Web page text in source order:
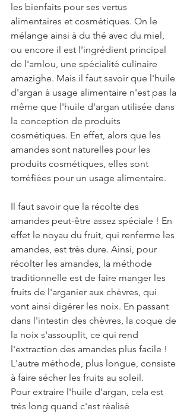
les bienfaits pour ses vertus
alimentaires et cosmétiques. On le
mélange ainsi à du thé avec du miel,
ou encore il est l'ingrédient principal
de l'amlou, une spécialité culinaire
amazighe. Mais il faut savoir que l'huile
d'argan à usage alimentaire n'est pas la
même que l'huile d'argan utilisée dans
la conception de produits
cosmétiques. En effet, alors que les
amandes sont naturelles pour les
produits cosmétiques, elles sont
torréfiées pour un usage alimentaire.
Il faut savoir que la récolte des
amandes peut-être assez spéciale ! En
effet le noyau du fruit, qui renferme les
amandes, est très dure. Ainsi, pour
récolter les amandes, la méthode
traditionnelle est de faire manger les
fruits de l'arganier aux chèvres, qui
vont ainsi digérer les noix. En passant
dans l'intestin des chèvres, la coque de
la noix s'assouplit, ce qui rend
l'extraction des amandes plus facile !
L'autre méthode, plus longue, consiste
à faire sécher les fruits au soleil.
Pour extraire l'huile d'argan, cela est
très long quand c'est réalisé